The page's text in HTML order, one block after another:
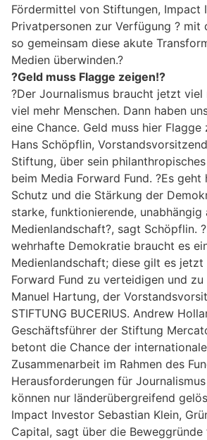
Fördermittel von Stiftungen, Impact
Privatpersonen zur Verfügung ? mit
so gemeinsam diese akute
Medien überwinden.?
?Geld muss Flagge zeigen!?
?Der Journalismus braucht jetzt viel
viel mehr Menschen. Dann haben
eine Chance. Geld muss hier Flagge
Hans Schöpflin,
Stiftung, über sein
beim Media Forward Fund. ?Es geht
Schutz und die Stärkung der
starke, funktionierende, unabhängig
Medienlandschaft?, sagt Schöpflin.
wehrhafte Demokratie braucht es
Medienlandschaft; diese gilt es
Forward Fund zu verteidigen und zu
Manuel Hartung, der
STIFTUNG BUCERIUS. Andrew
Geschäftsführer der Stiftung
betont die Chance der
Zusammenarbeit im Rahmen des
Herausforderungen für
können nur länderübergreifend
Impact Investor Sebastian Klein,
Capital, sagt über die Beweggründe